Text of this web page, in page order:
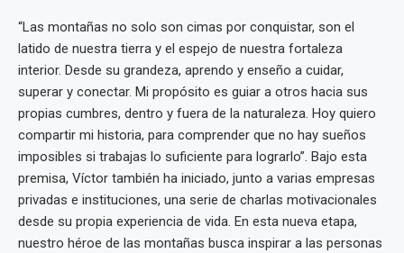
“Las montañas no solo son cimas por conquistar, son el
latido de nuestra tierra y el espejo de nuestra fortaleza
interior. Desde su grandeza, aprendo y enseño a cuidar,
superar y conectar. Mi propósito es guiar a otros hacia sus
propias cumbres, dentro y fuera de la naturaleza. Hoy quiero
compartir mi historia, para comprender que no hay sueños
imposibles si trabajas lo suficiente para lograrlo”. Bajo esta
premisa, Víctor también ha iniciado, junto a varias empresas
privadas e instituciones, una serie de charlas motivacionales
desde su propia experiencia de vida. En esta nueva etapa,
nuestro héroe de las montañas busca inspirar a las personas